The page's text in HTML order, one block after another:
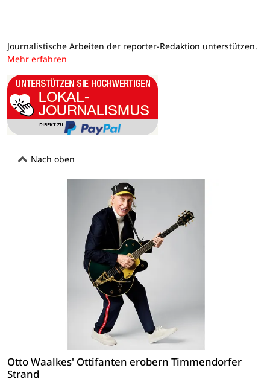
Journalistische Arbeiten der reporter-Redaktion unterstützen.
Mehr erfahren
Nach oben
Otto Waalkes' Ottifanten erobern Timmendorfer
Strand